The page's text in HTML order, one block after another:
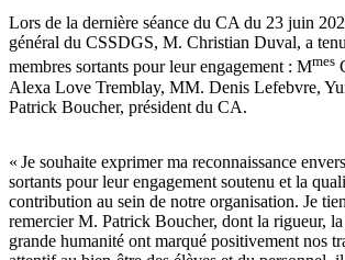
Lors de la dernière séance du CA du 23 juin
général du CSSDGS, M. Christian Duval, a
membres sortants pour leur engagement : Mmes
Alexa Love Tremblay, MM. Denis Lefebvre,
Patrick Boucher, président du CA.
« Je souhaite exprimer ma reconnaissance
sortants pour leur engagement soutenu et la
contribution au sein de notre organisation. Je
remercier M. Patrick Boucher, dont la rigueur,
grande humanité ont marqué positivement nos